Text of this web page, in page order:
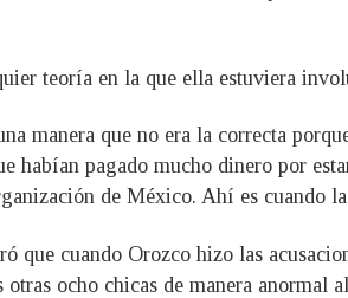
teoría en la que ella estuviera
manera que no era la correcta
habían pagado mucho dinero por
de México. Ahí es cuando
que cuando Orozco hizo las
otras ocho chicas de manera anormal